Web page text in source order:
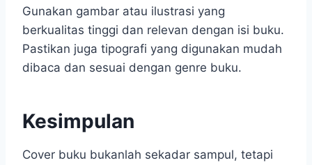
Gunakan gambar atau ilustrasi yang
berkualitas tinggi dan relevan dengan isi buku.
Pastikan juga tipografi yang digunakan mudah
dibaca dan sesuai dengan genre buku.
Kesimpulan
Cover buku bukanlah sekadar sampul, tetapi